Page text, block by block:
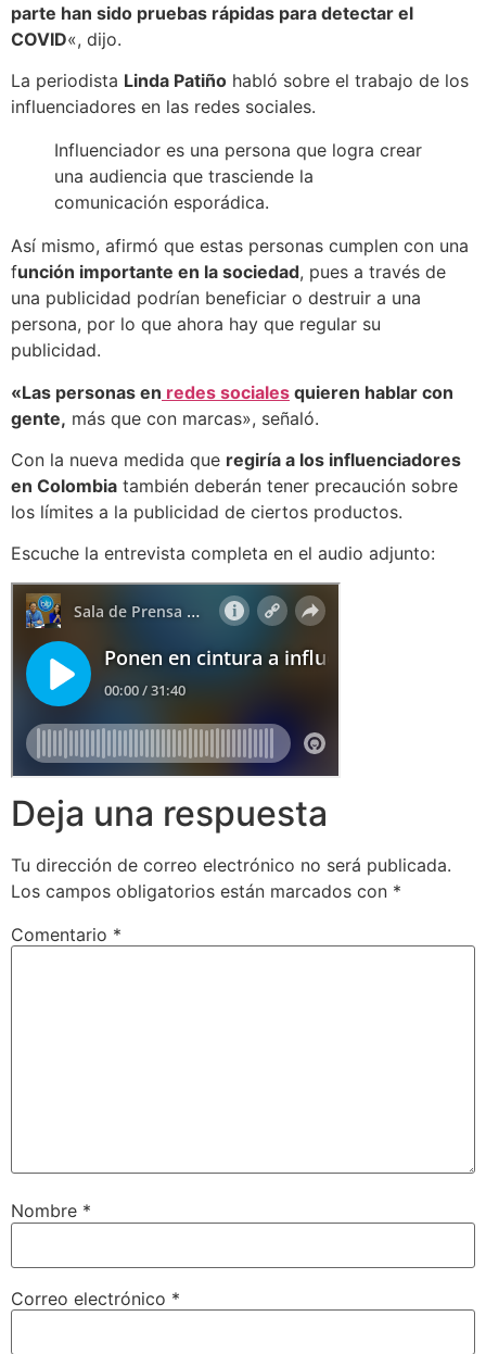
parte han sido pruebas rápidas para detectar el
COVID«, dijo.
La periodista Linda Patiño habló sobre el trabajo de los
influenciadores en las redes sociales.
Influenciador es una persona que logra crear
una audiencia que trasciende la
comunicación esporádica.
Así mismo, afirmó que estas personas cumplen con una
función importante en la sociedad, pues a través de
una publicidad podrían beneficiar o destruir a una
persona, por lo que ahora hay que regular su
publicidad.
«Las personas en redes sociales quieren hablar con
gente, más que con marcas», señaló.
Con la nueva medida que regiría a los influenciadores
en Colombia también deberán tener precaución sobre
los límites a la publicidad de ciertos productos.
Escuche la entrevista completa en el audio adjunto:
Deja una respuesta
Tu dirección de correo electrónico no será publicada.
Los campos obligatorios están marcados con *
Comentario *
Nombre *
Correo electrónico *